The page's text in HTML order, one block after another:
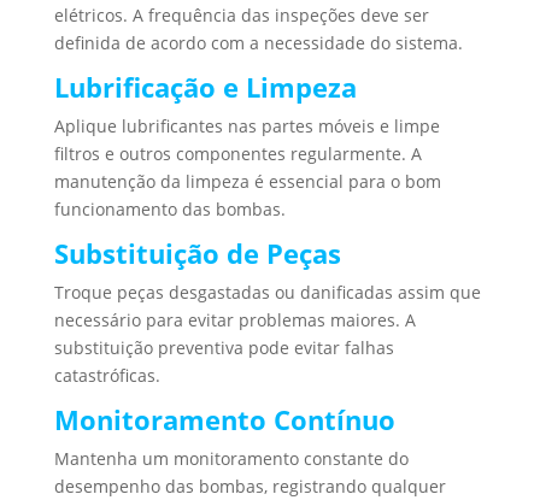
elétricos. A frequência das inspeções deve ser
definida de acordo com a necessidade do sistema.
Lubrificação e Limpeza
Aplique lubrificantes nas partes móveis e limpe
filtros e outros componentes regularmente. A
manutenção da limpeza é essencial para o bom
funcionamento das bombas.
Substituição de Peças
Troque peças desgastadas ou danificadas assim que
necessário para evitar problemas maiores. A
substituição preventiva pode evitar falhas
catastróficas.
Monitoramento Contínuo
Mantenha um monitoramento constante do
desempenho das bombas, registrando qualquer